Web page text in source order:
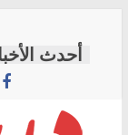
content